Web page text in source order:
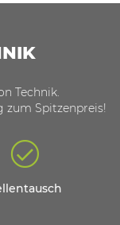
Technik.
zum Spitzenpreis!